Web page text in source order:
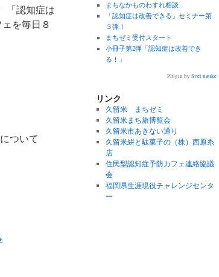
「認知症は
を毎日８
ついて
まちなかものわすれ相談
「認知症は改善できる」セミナー第
３弾！
まちゼミ受付スタート
小冊子第2弾「認知症は改善でき
る！」
Plugin by Svet nauke
リンク
久留米 まちゼミ
久留米まち旅博覧会
久留米市あきない通り
久留米絣と駄菓子の（株）西原糸
店
住民型認知症予防カフェ連絡協議
会
福岡県生涯現役チャレンジセンタ
ー